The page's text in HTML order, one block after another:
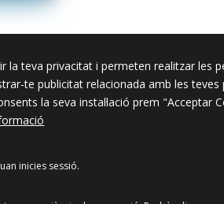
Protecció de dades Avís legal
teva privacitat i permeten realitzar les
te publicitat relacionada amb les teves
la seva instal·lació prem "Acceptar
inicies sessió.